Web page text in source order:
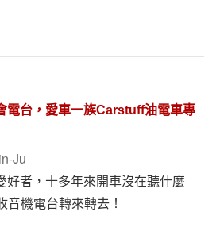
電台，愛車一族Carstuff油電車專
Ju
好者，十多年來開車沒在聽什麼
機電台轉來轉去！